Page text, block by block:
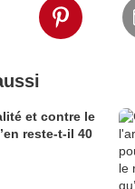
et contre le
reste-t-il 40